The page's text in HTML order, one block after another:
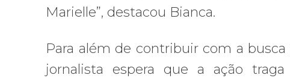
Marielle”, destacou Bianca.
Para além de contribuir com a
jornalista espera que a ação